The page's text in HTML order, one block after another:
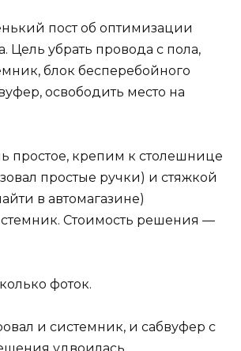
пост об оптимизации
Цель убрать провода с пола,
блок бесперебойного
освободить место на
простое, крепим к столешнице
простые ручки) и стяжкой
в автомагазине)
Стоимость решения —
фоток.
и системник, и сабвуфер с